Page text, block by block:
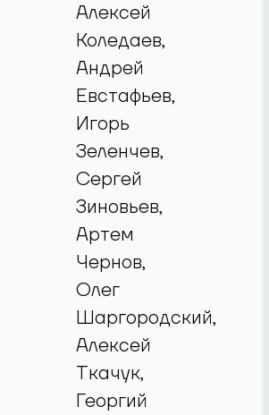
Алексей
Коледаев,
Андрей
Евстафьев,
Игорь
Зеленчев,
Сергей
Зиновьев,
Артем
Чернов,
Олег
Шаргородский,
Алексей
Ткачук,
Георгий